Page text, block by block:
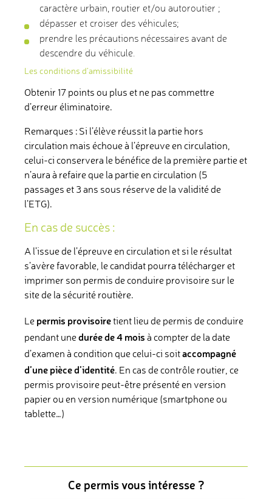
caractère urbain, routier et/ou autoroutier ;
dépasser et croiser des véhicules;
prendre les précautions nécessaires avant de
descendre du véhicule.
Les conditions d’amissibilité
Obtenir 17 points ou plus et ne pas commettre
d’erreur éliminatoire.
Remarques : Si l’élève réussit la partie hors
circulation mais échoue à l’épreuve en circulation,
celui-ci conservera le bénéfice de la première partie et
n’aura à refaire que la partie en circulation (5
passages et 3 ans sous réserve de la validité de
l’ETG).
En cas de succès :
A l’issue de l’épreuve en circulation et si le résultat
s’avère favorable, le candidat pourra télécharger et
imprimer son permis de conduire provisoire sur le
site de la sécurité routière.
Le permis provisoiretient lieu de permis de conduire
pendant unedurée de 4 mois à compter de la date
d’examen à condition que celui-ci soitaccompagné
d’une pièce d’identité. En cas de contrôle routier, ce
permis provisoire peut-être présenté en version
papier ou en version numérique (smartphone ou
tablette…)
Ce permis vous intéresse ?